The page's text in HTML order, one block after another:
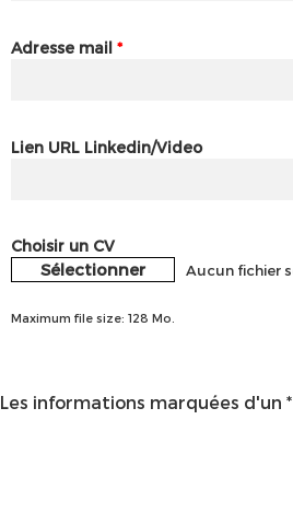
Adresse mail *
Lien URL Linkedin/Video
Choisir un CV
Sélectionner Aucun fichier
Maximum file size: 128 Mo.
Les informations marquées d'un